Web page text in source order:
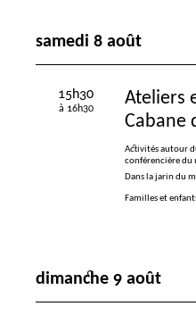
samedi 8 août
15h30
à 16h30
Ateliers
Cabane
Activités autour
conférencière du
Dans la jarin du
Familles et
dimanche 9 août